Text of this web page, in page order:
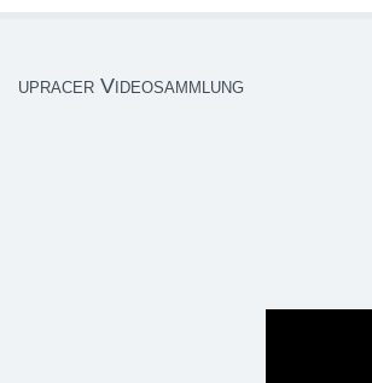
upracer Videosammlung